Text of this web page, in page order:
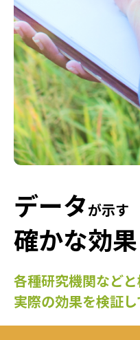
データが示す
確かな効果
各種研究機関などと
実際の効果を検証